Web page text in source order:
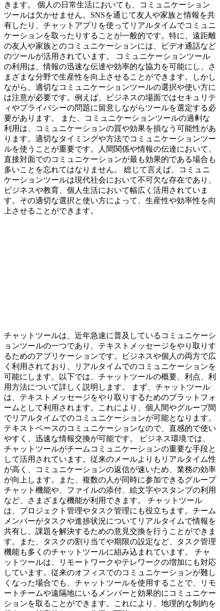
きます。 個人の日常生活においても、コミュニケーション
ツールは欠かせません。SNSを通じて友人や家族と情報を共
有したり、チャットアプリを使ってリアルタイムでコミュニ
ケーションを取ったりすることが一般的です。特に、遠距離
の友人や家族とのコミュニケーションには、ビデオ通話など
のツールが活用されています。 コミュニケーションツール
の利用は、情報の迅速な伝達や効率的な協力を可能にし、さ
まざまな分野で生産性を向上させることができます。しかし
ながら、適切なコミュニケーションツールの選択や使い方に
は注意が必要です。例えば、ビジネスの場面ではセキュリテ
ィやプライバシーの問題に留意しながらツールを選定する必
要があります。 また、コミュニケーションツールの過剰な
利用は、コミュニケーションの質や効果を損なう可能性があ
ります。適切なタイミングや方法でコミュニケーションツー
ルを使うことが重要です。人間関係や情報の伝達において、
直接対面でのコミュニケーションが最も効果的である場合も
多いことを忘れてはなりません。 総じて言えば、コミュニ
ケーションツールは現代社会において不可欠な存在であり、
ビジネスや教育、個人生活において幅広く活用されていま
す。その適切な選択と使い方によって、生産性や効率性を向
上させることができます。
チャットツールは、近年急速に普及しているコミュニケーシ
ョンツールの一つであり、テキストメッセージをやり取りす
るためのアプリケーションです。ビジネスや個人の両方で広
く利用されており、リアルタイムでのコミュニケーションを
可能にします。以下では、チャットツールの概要、利点、利
用方法について詳しく説明します。 まず、チャットツール
は、テキストメッセージをやり取りするためのプラットフォ
ームとして利用されます。これにより、個人間やグループ間
でリアルタイムでのコミュニケーションが可能となります。
テキストベースのコミュニケーションなので、直感的で使い
やすく、迅速な情報交換が可能です。 ビジネス環境では、
チャットツールがチームコミュニケーションの重要な手段と
して活用されています。従来のメールよりもリアルタイム性
が高く、コミュニケーションの返信が速いため、業務の効率
が向上します。また、複数の人が同時に参加できるグループ
チャット機能や、ファイルの添付、絵文字やスタンプの利用
など、さまざまな機能が利用できます。 チャットツール
は、プロジェクト管理やタスク管理にも役立ちます。チーム
メンバーがタスクや進捗状況についてリアルタイムで情報を
共有し、課題を解決するための意見交換を行うことができま
す。また、タスクの割り当てや期限の設定など、タスク管理
機能も多くのチャットツールに組み込まれています。 チャ
ットツールは、リモートワークやテレワークの増加にも対応
しています。従来のオフィスでのコミュニケーションが難し
くなった場合でも、チャットツールを使用することで、リモ
ートチームや遠隔地にいるメンバーと効果的にコミュニケー
ションを取ることができます。これにより、地理的な制約を